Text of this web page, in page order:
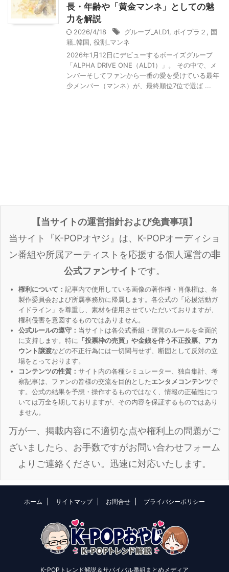
長・年齢や「黄金マンネ」としての魅
力を解説
2026/4/18 グループ_ALD1 ボイプラ２
国
籍_韓国 役割_マンネ
2026年1月12日にデビューするボーイズグループ
「ALPHA DRIVE ONE（ALD1）」。 その中で、メ
ンバーそしてファンから一番の愛を受けている最年
少メンバー（マンネ）が、最終順位7位で選ば ...
【当サイトの運営指針および免責事項】
当サイト『K-POPオヤジ』は、K-POPオーディショ
ン番組や所属アーティストを応援する個人運営の非
公式ファンサイトです。
権利について： 記事内で使用している画像の著作権・肖像権は、各
製作委員会および所属事務所に帰属します。各公式の「応援活動ガ
イドライン」を尊重し、素材を使用させていただいておりますが、
権利侵害を意図するものではありません。
公式ルールの遵守： 当サイトは各公式番組・運営のルールを全面的
に支持します。特に 「投票枠の売買」や金銭を伴う不正投票、アカ
ウント譲渡などの不正行為には一切関与せず、断固として反対の立
場をとっております。
コンテンツの性質： サイト内の各種シミュレーター、独自集計、考
察記事は、ファンの皆様の交流を目的とした エンタメコンテンツで
す。公式の結果を予想・操作するものではなく、情報の正確性につ
いては万全を期しておりますが、その内容を保証するものではあり
ません。
万が一、掲載内容に不適切な点や権利上の問題がご
ざいましたら、お手数ですがお問い合わせフォーム
よりご連絡ください。迅速に対応いたします。
ホーム サイトマップ お問合せ プライバシーポリシー
K-POPトレンド解説＆サバイバル番組まとめメディア